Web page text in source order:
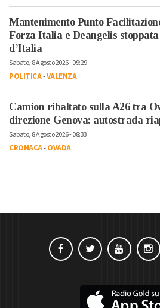
Mantenimento Punto
Forza Italia e Deangelis
d’Italia
Sabato, 8 Agosto 2026 - 09:29
POLITICA-VALENZA
Camion ribaltato sulla A26 tra
direzione Genova: autostrada
Sabato, 8 Agosto 2026 - 08:33
CRONACA-OVADA